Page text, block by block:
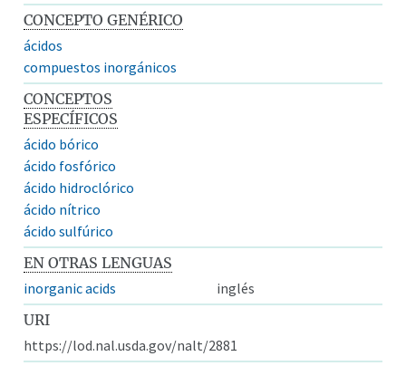
CONCEPTO GENÉRICO
ácidos
compuestos inorgánicos
CONCEPTOS
ESPECÍFICOS
ácido bórico
ácido fosfórico
ácido hidroclórico
ácido nítrico
ácido sulfúrico
EN OTRAS LENGUAS
inorganic acids
inglés
URI
https://lod.nal.usda.gov/nalt/2881